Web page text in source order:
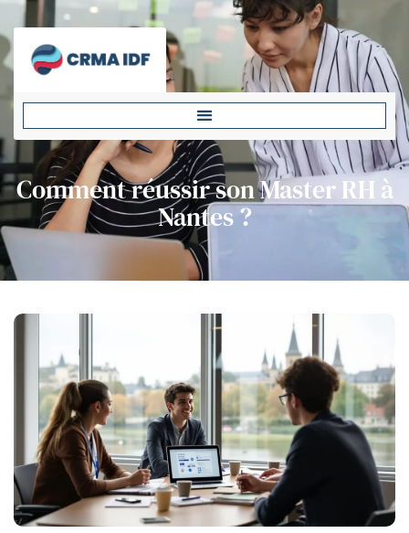
Comment réussir son Master RH à
Nantes ?